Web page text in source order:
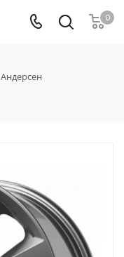
0
Андерсен